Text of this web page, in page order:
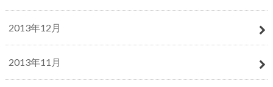
2013年12月
2013年11月